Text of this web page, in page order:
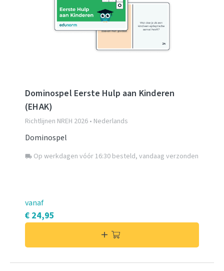
Dominospel Eerste Hulp aan Kinderen
(EHAK)
Richtlijnen NREH 2026 • Nederlands
Dominospel
local_shipping Op werkdagen vóór 16:30 besteld, vandaag verzonden
vanaf
€ 24,95